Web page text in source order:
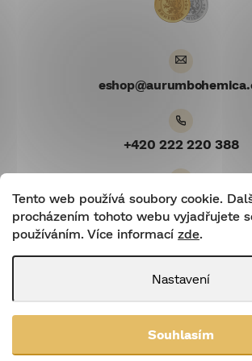
Tento web používá soubory cookie.
procházením tohoto webu vyjadřujete
používáním. Více informací zde.
Nastavení
Souhlasím
eshop@
+420 222 220 388
Youtube
Aurum Bohemica. Všechna
nastavení cookies Upravit nastavení